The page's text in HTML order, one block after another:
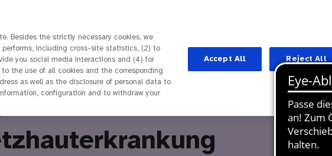
Besides the strictly necessary cookies, we
including cross-site statistics, (2) to
you social media interactions and (4) for
the use of all cookies and the corresponding
as well as the disclosure of personal data to
configuration and to withdraw your
Reject All
Accept All